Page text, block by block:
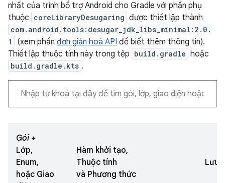
nhất của trình bổ trợ Android cho Gradle với phần phụ
thuộc coreLibraryDesugaring được thiết lập thành
com.android.tools:desugar_jdk_libs_minimal:2.0.
1
(xem phần đơn giản hoá API để biết thêm thông tin).
Thiết lập thuộc tính này trong tệp build.gradle hoặc
build.gradle.kts .
Gói +
Lớp,
Enum,
hoặc Giao
Hàm khởi tạo,
Thuộc tính
và Phương thức
Lưu ý